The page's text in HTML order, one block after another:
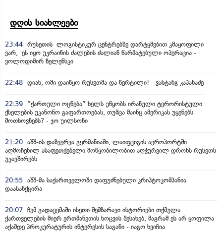
დღის სიახლეები
23:44 რუსეთის ლოგისტიკურ ცენტრებზე დარტყმებით კმაყოფილი
ვარ, ეს იყო უკრაინის ძალების ძალიან წარმატებული ოპერაცია -
ვოლოდიმირ ზელენსკი
22:48 დიახ, ომი დაიწყო რუსეთმა და წერტილი! - ვახტანგ კაპანაძე
22:39
“ქართული ოცნება” ხელს უწყობს ირანული ტერორისტული
ქსელების უკანონო გაფართოებას, თუმცა მაინც ამერიკას უყენებს
მოთხოვნებს? - ჯო უილსონი
21:20 აშშ-ის დაზვერვა გერმანიაში, ლაიფციგის აეროპორტში
აღმოჩენილ ასაფეთქებელი მოწყობილობით აღჭურვილ დრონს რუსეთს
უკავშირებს
20:55 აშშ-მა საქართველოში დაფუძნებული კრიპტოკომპანია
დაასანქცირა
20:07 ჩემ გადაცემაში ისეთი შემზარავი ისტორიები თქმულა
ქართველების მიერ ერთმანეთის ხოცვის შესახებ, მაგრამ ეს არ ყოფილა
აქამდე პროკურატურის ინტერესის საგანი - იაგო ხვიჩია